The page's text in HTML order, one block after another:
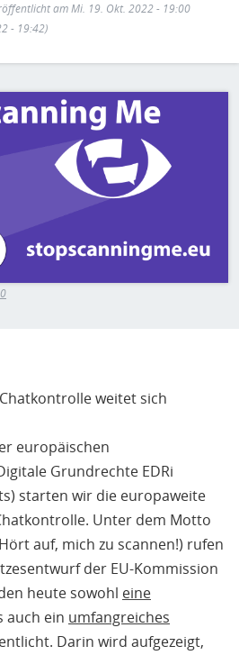
am Mi. 19. Okt. 2022 - 19:00
- 19:42)
weitet sich
europäischen
Grundrechte EDRi
starten wir die europaweite
Unter dem Motto
auf, mich zu scannen!) rufen
der EU-Kommission
heute sowohl eine
auch ein umfangreiches
Darin wird aufgezeigt,